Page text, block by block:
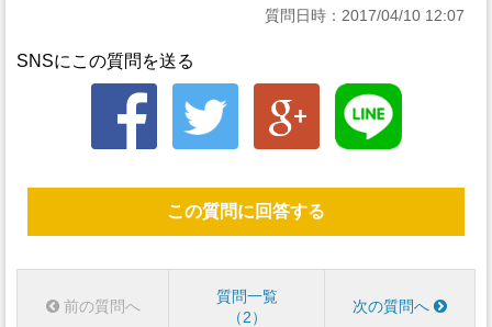
質問日時：2017/04/10 12:07
SNSにこの質問を送る
この質問に回答する
前の質問へ
質問一覧
2
次の質問へ